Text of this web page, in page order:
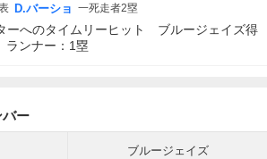
D.バーショ 一死走者2塁
ーへのタイムリーヒット ブルージェイズ得
ンナー：1塁
バー
ブルージェイズ